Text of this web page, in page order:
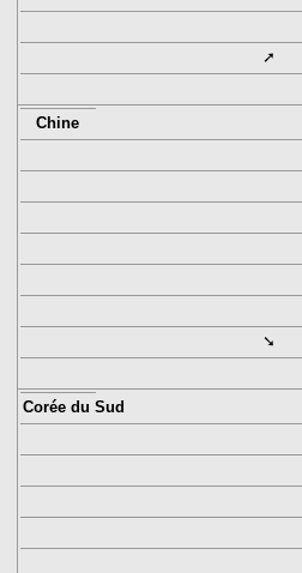
➚
Chine
➘
Corée du Sud